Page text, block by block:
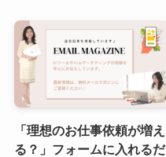
「理想のお仕事依頼が増え
る？」フォームに入れるだ